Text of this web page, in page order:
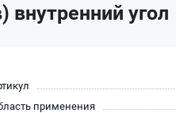
внутренний угол
применения